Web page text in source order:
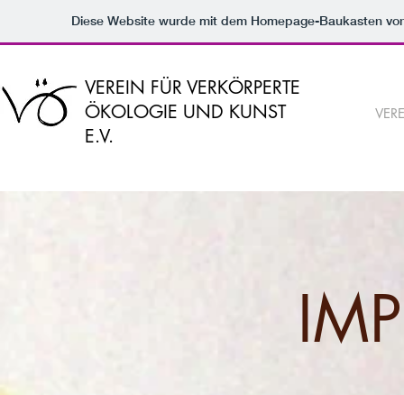
Diese Website wurde mit dem Homepage-Baukasten
VEREIN FÜR VERKÖRPERTE
ÖKOLOGIE UND KUNST
E.V.